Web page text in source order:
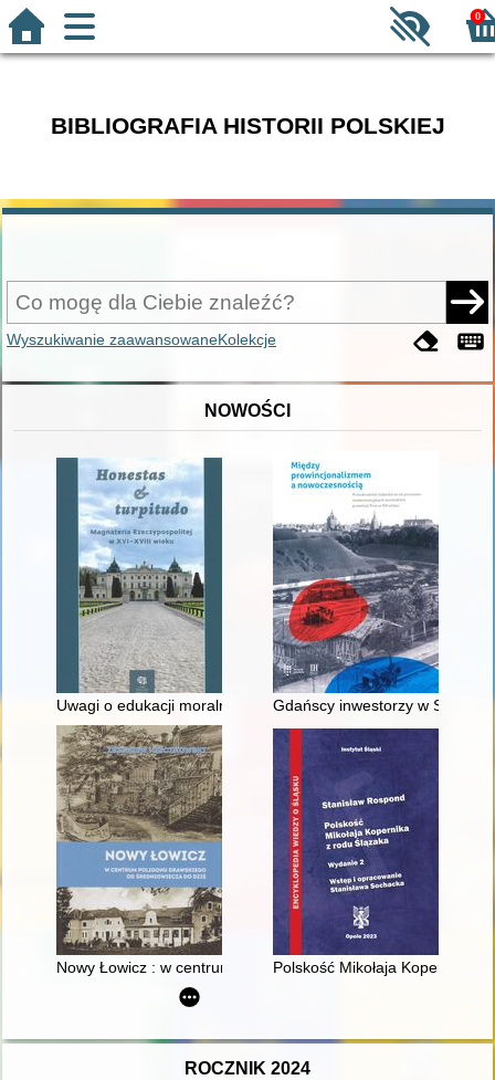
0
BIBLIOGRAFIA HISTORII POLSKIEJ
Wyszukiwanie zaawansowaneKolekcje
NOWOŚCI
Uwagi o edukacji moralnej synów szlacheckich w XVI-
Gdańscy inwestorzy w
Nowy Łowicz : w centrum poligonu drawskiego od
Polskość Mikołaja Kopernika z
ROCZNIK 2024